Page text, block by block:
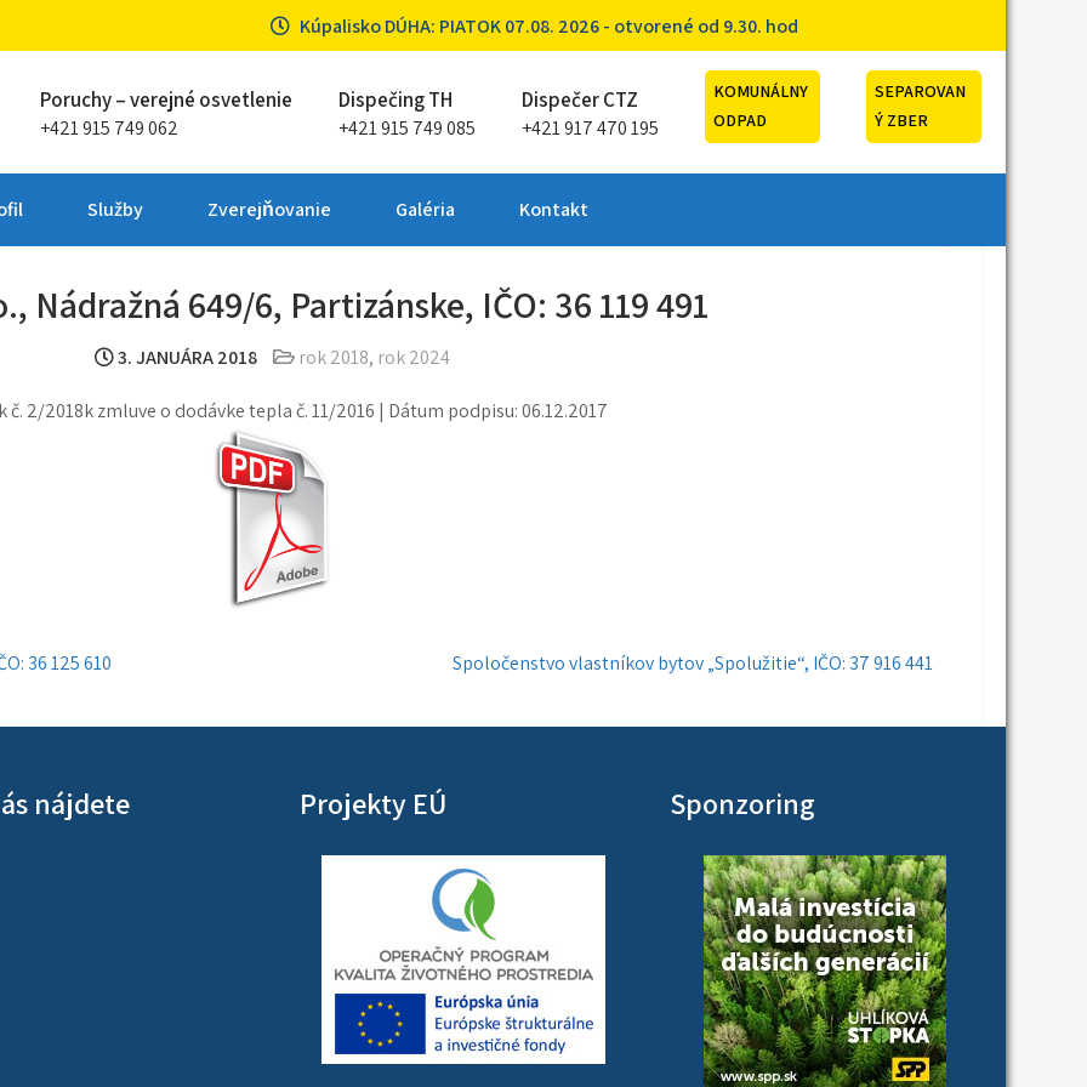
Kúpalisko DÚHA: PIATOK 07.08. 2026 - otvorené od 9.30. hod
Partizánske
Poruchy – verejné osvetlenie
+421 915 749 062
Dispečing TH
+421 915 749 085
Dispečer CTZ
+421 917 470 195
KOMUNÁLNY
ODPAD
SEPAROVAN
Ý ZBER
Služby Zverejňovanie Galéria Kontakt
Nádražná 649/6, Partizánske, IČO: 36 119 491
3. JANUÁRA 2018 rok 2018, rok 2024
č. 2/2018k zmluve o dodávke tepla č. 11/2016 | Dátum podpisu: 06.12.2017
36 125 610 Spoločenstvo vlastníkov bytov „Spolužitie“, IČO: 37 916 441
nájdete Projekty EÚ Sponzoring